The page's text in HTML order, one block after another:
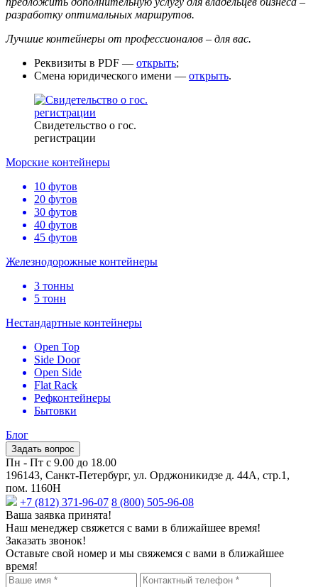
разработку оптимальных маршрутов.
Лучшие контейнеры от профессионалов – для вас.
Реквизиты в PDF — открыть;
Смена юридического имени — открыть.
Свидетельство о гос.
регистрации
Морские контейнеры
10 футов
20 футов
30 футов
40 футов
45 футов
Железнодорожные контейнеры
3 тонны
5 тонн
Нестандартные контейнеры
Open Top
Side Door
Open Side
Flat Rack
Рефконтейнеры
Бытовки
Блог
Задать вопрос
Пн - Пт с 9.00 до 18.00
196143, Санкт-Петербург, ул. Орджоникидзе д. 44А, стр.1,
пом. 1160Н
+7 (812) 371-96-07 8 (800) 505-96-08
Ваша заявка принята!
Наш менеджер свяжется с вами в ближайшее время!
Заказать звонок!
Оставьте свой номер и мы свяжемся с вами в ближайшее
время!